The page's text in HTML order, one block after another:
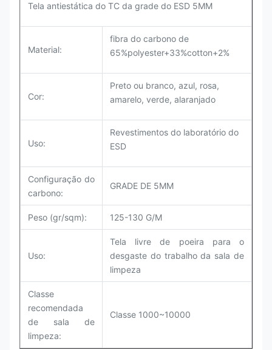
Tela antiestática do TC da grade do ESD 5MM
Material:
fibra do carbono de
65%polyester+33%cotton+2%
Cor:
Preto ou branco, azul, rosa,
amarelo, verde, alaranjado
Uso:
Revestimentos do laboratório do
ESD
Configuração do
carbono:
GRADE DE 5MM
Peso (gr/sqm): 125-130 G/M
Uso:
Tela livre de poeira para o
desgaste do trabalho da sala de
limpeza
Classe
recomendada
de sala de
limpeza:
Classe 1000~10000